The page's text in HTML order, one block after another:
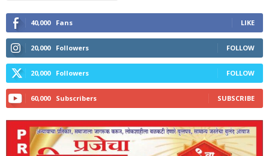
40,000 Fans LIKE
20,000 Followers FOLLOW
20,000 Followers FOLLOW
60,000 Subscribers SUBSCRIBE